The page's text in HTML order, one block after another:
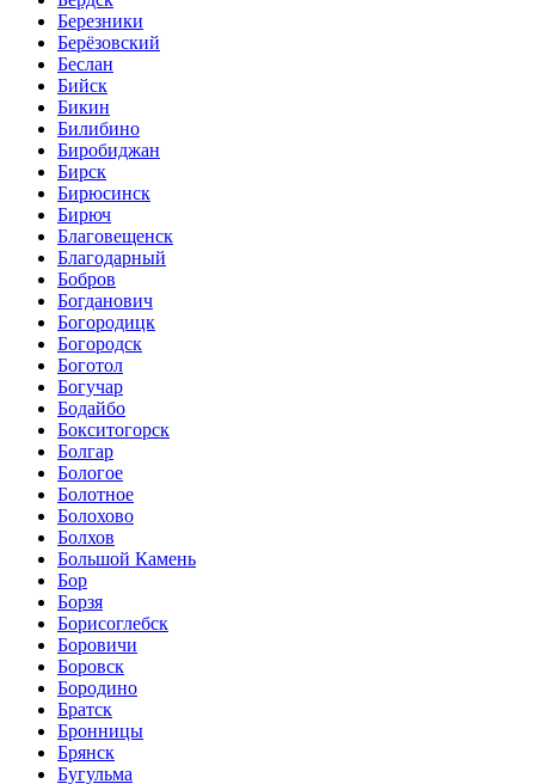
Березники
Берёзовский
Беслан
Бийск
Бикин
Билибино
Биробиджан
Бирск
Бирюсинск
Бирюч
Благовещенск
Благодарный
Бобров
Богданович
Богородицк
Богородск
Боготол
Богучар
Бодайбо
Бокситогорск
Болгар
Бологое
Болотное
Болохово
Болхов
Большой Камень
Бор
Борзя
Борисоглебск
Боровичи
Боровск
Бородино
Братск
Бронницы
Брянск
Бугульма